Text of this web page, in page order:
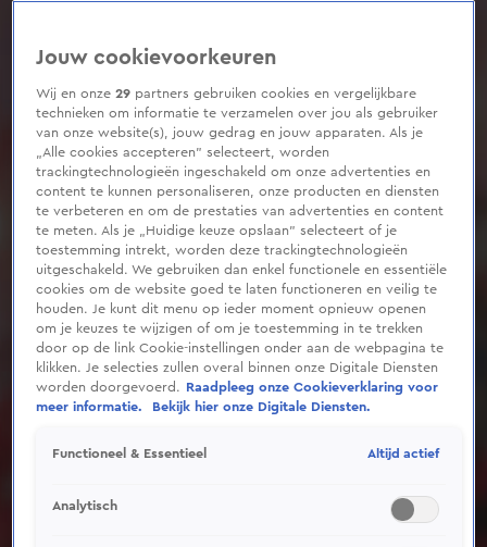
Deze video is niet beschikbaar op je huidige locatie
Jouw cookievoorkeuren
Wij en onze29 partners gebruiken cookies en vergelijkbare
technieken om informatie te verzamelen over jou als gebruiker
van onze website(s), jouw gedrag en jouw apparaten. Als je
„Alle cookies accepteren” selecteert, worden
trackingtechnologieën ingeschakeld om onze advertenties en
content te kunnen personaliseren, onze producten en diensten
te verbeteren en om de prestaties van advertenties en content
te meten. Als je „Huidige keuze opslaan” selecteert of je
toestemming intrekt, worden deze trackingtechnologieën
uitgeschakeld. We gebruiken dan enkel functionele en essentiële
cookies om de website goed te laten functioneren en veilig te
houden. Je kunt dit menu op ieder moment opnieuw openen
om je keuzes te wijzigen of om je toestemming in te trekken
door op de link Cookie-instellingen onder aan de webpagina te
klikken. Je selecties zullen overal binnen onze Digitale Diensten
worden doorgevoerd.
Raadpleeg onze Cookieverklaring voor
meer informatie.
Bekijk hier onze Digitale Diensten.
Functioneel & Essentieel Altijd actief
Analytisch